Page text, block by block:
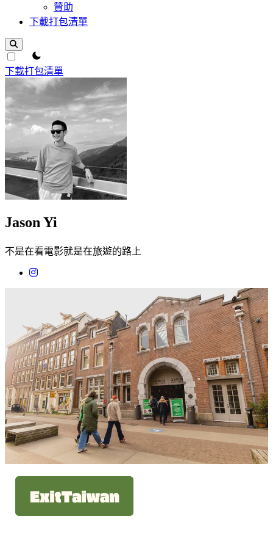
贊助
下載打包清單
theme switcher
下載打包清單
Jason Yi
不是在看電影就是在旅遊的路上